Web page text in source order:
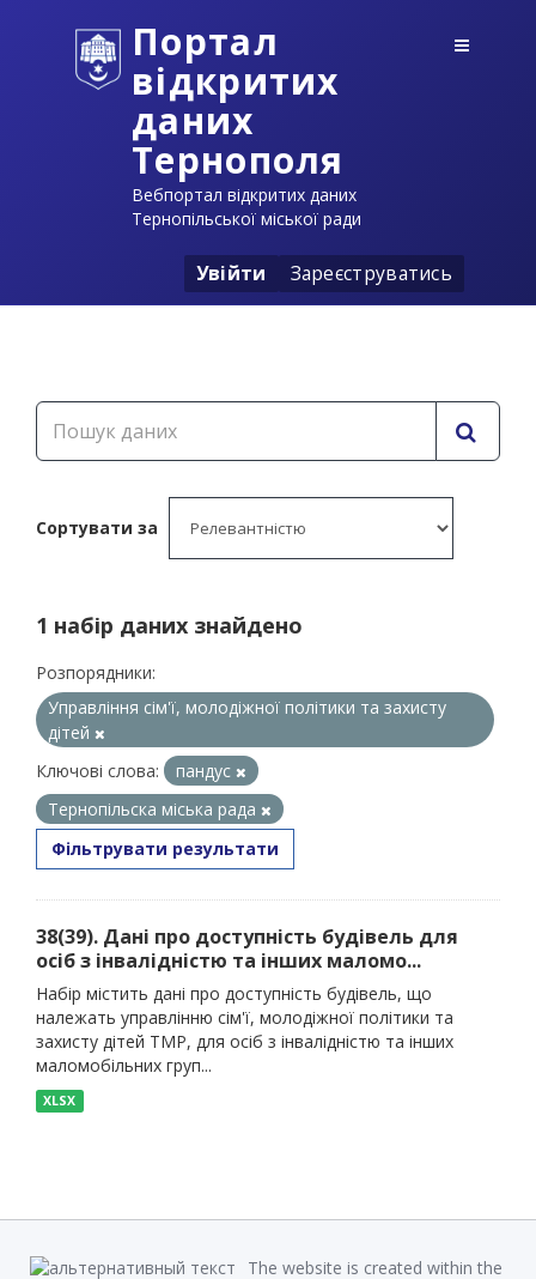
Портал
відкритих
даних
Тернополя
Вебпортал відкритих даних
Тернопільської міської ради
Увійти Зареєструватись
Сортувати за
1 набір даних знайдено
Розпорядники:
Управління сім'ї, молодіжної політики та захисту
дітей
Ключові слова:
пандус
Тернопільска міська рада
Фільтрувати результати
38(39). Дані про доступність будівель для
осіб з інвалідністю та інших маломо...
Набір містить дані про доступність будівель, що
належать управлінню сім'ї, молодіжної політики та
захисту дітей ТМР, для осіб з інвалідністю та інших
маломобільних груп...
XLSX
The website is created within the